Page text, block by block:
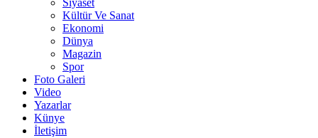
Siyaset
Kültür Ve Sanat
Ekonomi
Dünya
Magazin
Spor
Foto Galeri
Video
Yazarlar
Künye
İletişim